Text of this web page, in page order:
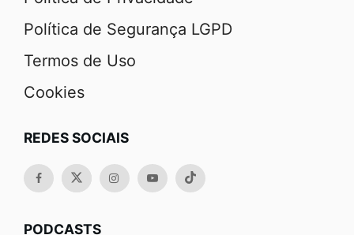
Política de Segurança LGPD
Termos de Uso
Cookies
REDES SOCIAIS
PODCASTS